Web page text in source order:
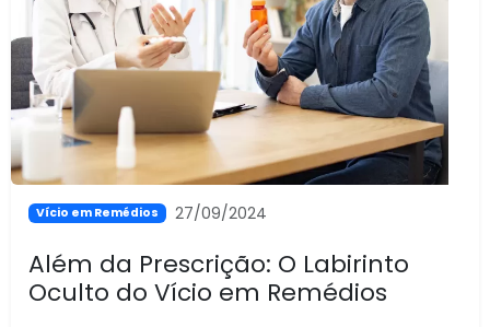
Vício em Remédios 27/09/2024
Além da Prescrição: O Labirinto
Oculto do Vício em Remédios